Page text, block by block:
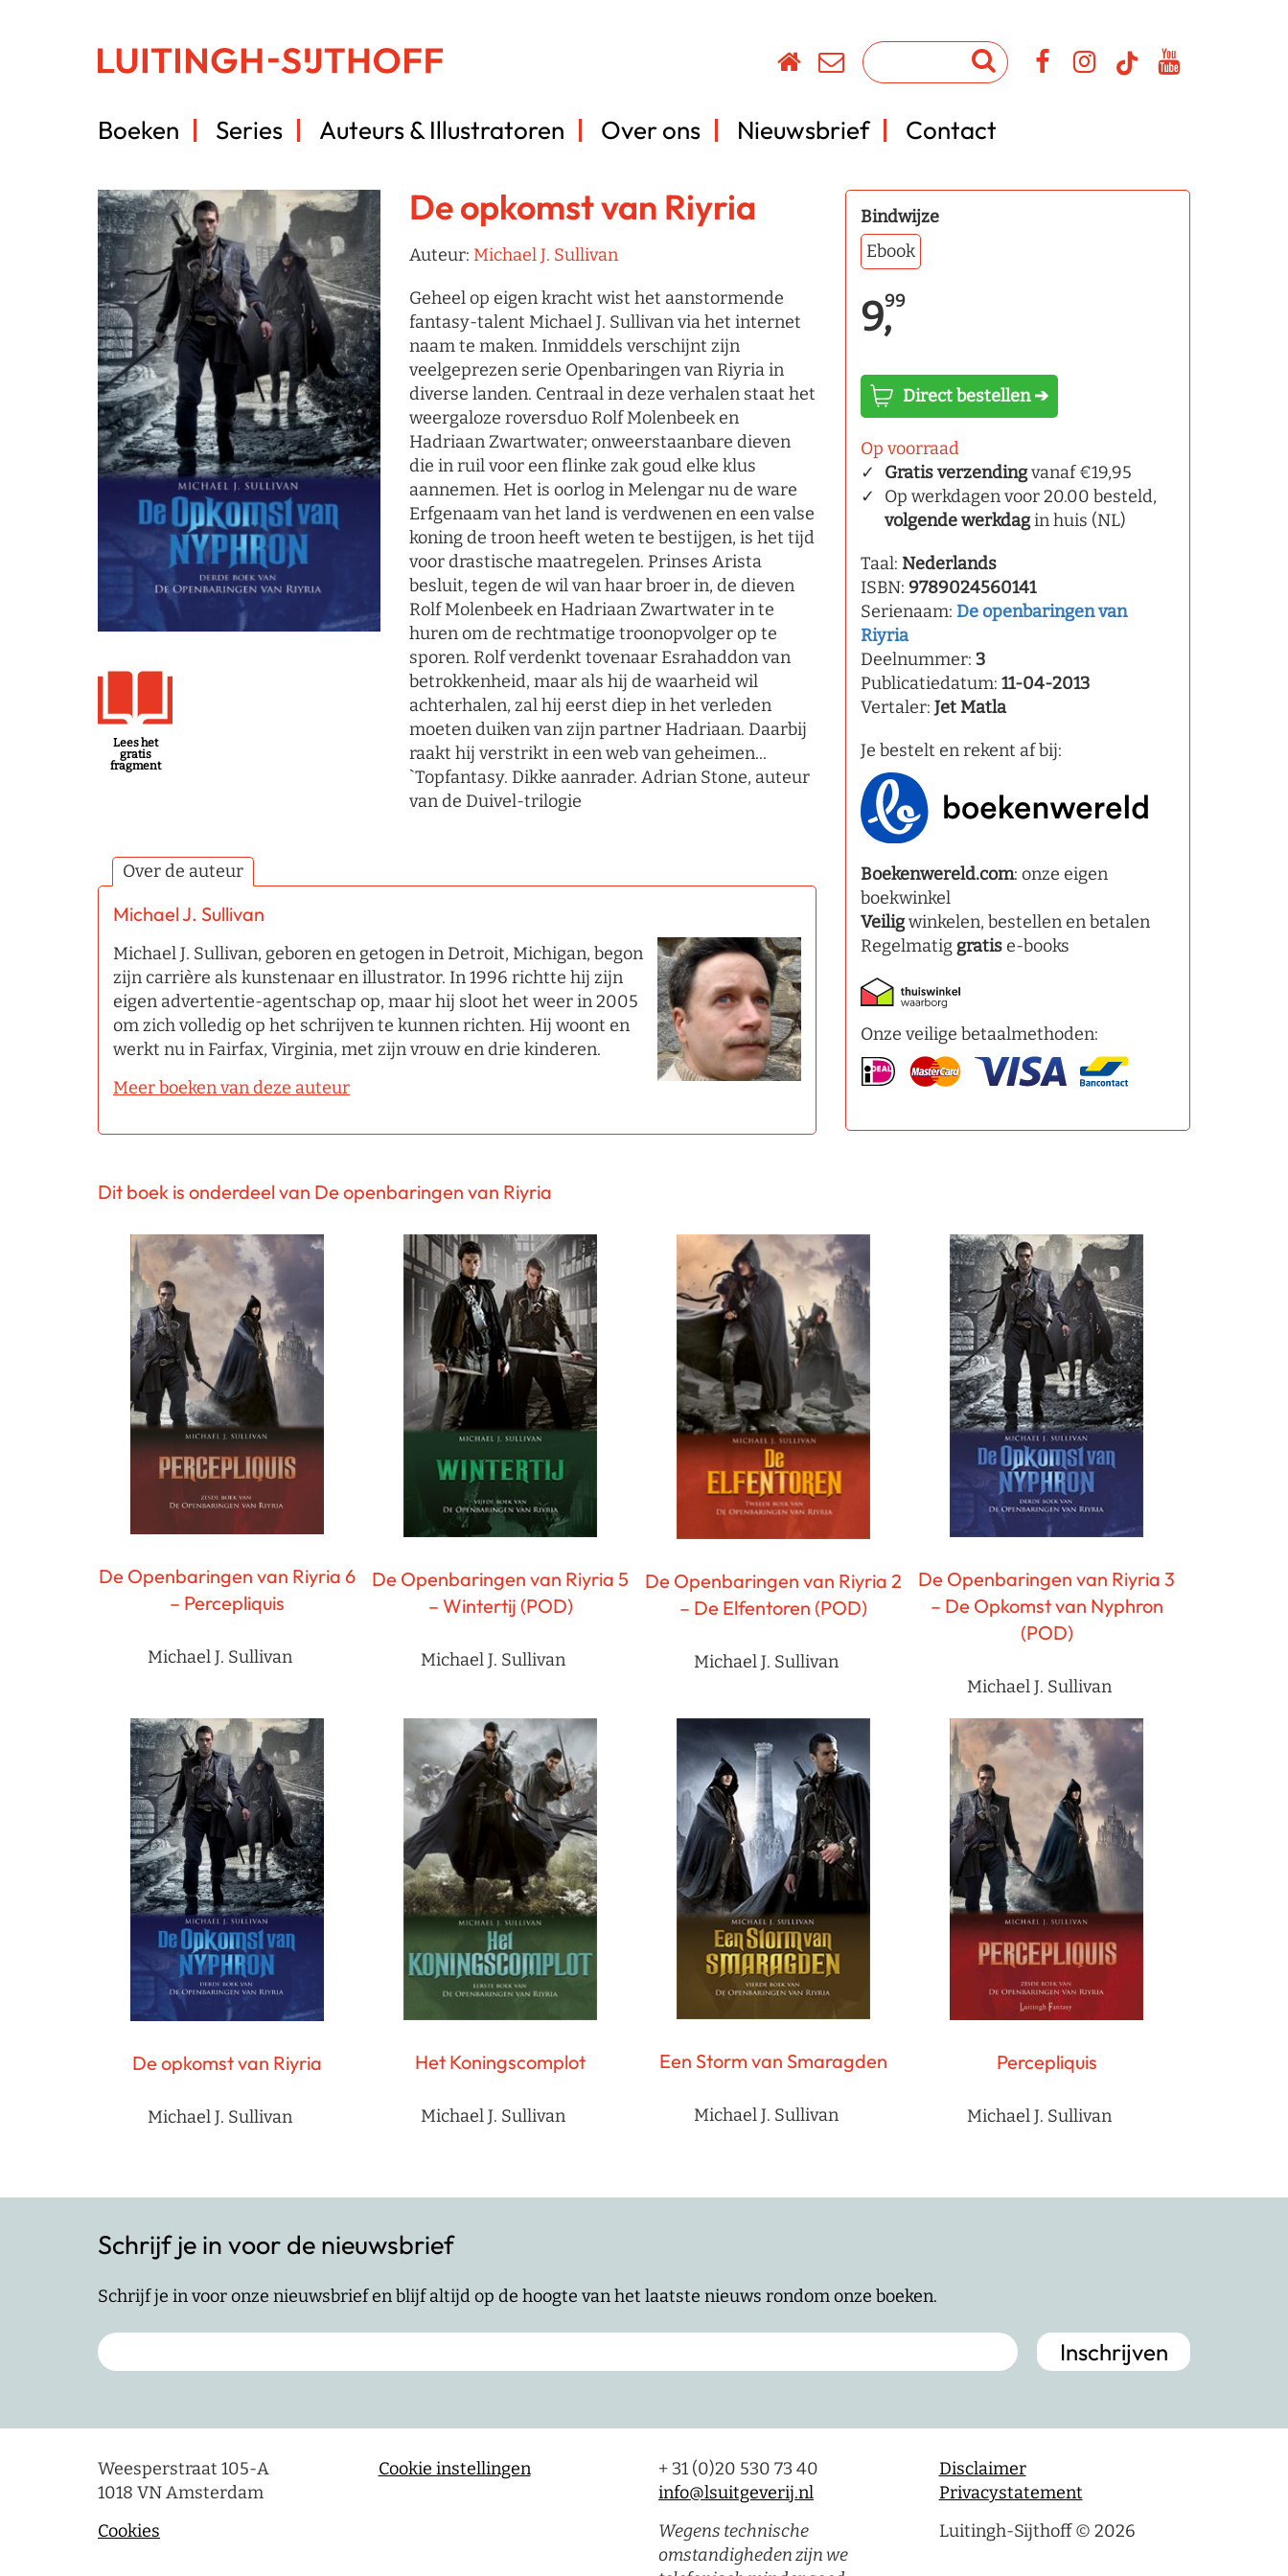
Boeken Series Auteurs & Illustratoren Over ons Nieuwsbrief Contact
Lees het
gratis
fragment
De opkomst van Riyria
Auteur: Michael J. Sullivan
Geheel op eigen kracht wist het aanstormende
fantasy-talent Michael J. Sullivan via het internet
naam te maken. Inmiddels verschijnt zijn
veelgeprezen serie Openbaringen van Riyria in
diverse landen. Centraal in deze verhalen staat het
weergaloze roversduo Rolf Molenbeek en
Hadriaan Zwartwater; onweerstaanbare dieven
die in ruil voor een flinke zak goud elke klus
aannemen. Het is oorlog in Melengar nu de ware
Erfgenaam van het land is verdwenen en een valse
koning de troon heeft weten te bestijgen, is het tijd
voor drastische maatregelen. Prinses Arista
besluit, tegen de wil van haar broer in, de dieven
Rolf Molenbeek en Hadriaan Zwartwater in te
huren om de rechtmatige troonopvolger op te
sporen. Rolf verdenkt tovenaar Esrahaddon van
betrokkenheid, maar als hij de waarheid wil
achterhalen, zal hij eerst diep in het verleden
moeten duiken van zijn partner Hadriaan. Daarbij
raakt hij verstrikt in een web van geheimen...
`Topfantasy. Dikke aanrader. Adrian Stone, auteur
van de Duivel-trilogie
Over de auteur
Michael J. Sullivan
Michael J. Sullivan, geboren en getogen in Detroit, Michigan, begon
zijn carrière als kunstenaar en illustrator. In 1996 richtte hij zijn
eigen advertentie-agentschap op, maar hij sloot het weer in 2005
om zich volledig op het schrijven te kunnen richten. Hij woont en
werkt nu in Fairfax, Virginia, met zijn vrouw en drie kinderen.
Meer boeken van deze auteur
Bindwijze
Ebook
9,99
Direct bestellen ➔
Op voorraad
Gratis verzendingvanaf €19,95
Op werkdagen voor 20.00 besteld,
volgende werkdagin huis (NL)
Taal: Nederlands
ISBN: 9789024560141
Serienaam: De openbaringen van
Riyria
Deelnummer: 3
Publicatiedatum: 11-04-2013
Vertaler: Jet Matla
Je bestelt en rekent af bij:
Boekenwereld.com: onze eigen
boekwinkel
Veiligwinkelen, bestellen en betalen
Regelmatig gratise-books
Onze veilige betaalmethoden:
Dit boek is onderdeel van De openbaringen van Riyria
De Openbaringen van Riyria 6
– Percepliquis
Michael J. Sullivan
De Openbaringen van Riyria 5
– Wintertij (POD)
Michael J. Sullivan
De Openbaringen van Riyria 2
– De Elfentoren (POD)
Michael J. Sullivan
De Openbaringen van Riyria 3
– De Opkomst van Nyphron
(POD)
Michael J. Sullivan
De opkomst van Riyria
Michael J. Sullivan
Het Koningscomplot
Michael J. Sullivan
Een Storm van Smaragden
Michael J. Sullivan
Percepliquis
Michael J. Sullivan
Schrijf je in voor de nieuwsbrief
Schrijf je in voor onze nieuwsbrief en blijf altijd op de hoogte van het laatste nieuws rondom onze boeken.
Weesperstraat 105-A
1018 VN Amsterdam
Cookies
Cookie instellingen
+ 31 (0)20 530 73 40
info@lsuitgeverij.nl
Wegens technische
omstandigheden zijn we
Disclaimer
Privacystatement
Luitingh-Sijthoff © 2026